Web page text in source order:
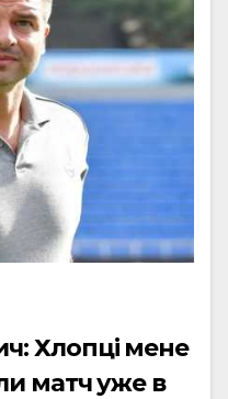
Хлопці мене
матч уже в